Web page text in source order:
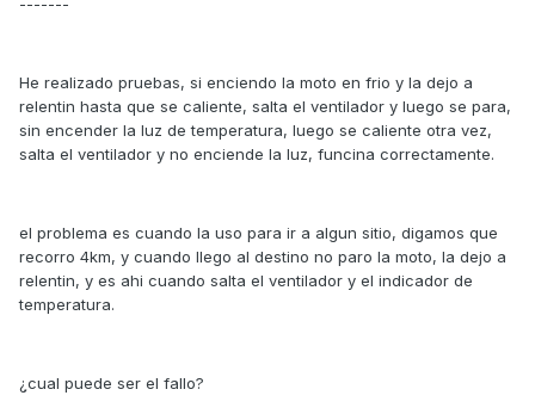
-------
He realizado pruebas, si enciendo la moto en frio y la dejo a
relentin hasta que se caliente, salta el ventilador y luego se para,
sin encender la luz de temperatura, luego se caliente otra vez,
salta el ventilador y no enciende la luz, funcina correctamente.
el problema es cuando la uso para ir a algun sitio, digamos que
recorro 4km, y cuando llego al destino no paro la moto, la dejo a
relentin, y es ahi cuando salta el ventilador y el indicador de
temperatura.
¿cual puede ser el fallo?